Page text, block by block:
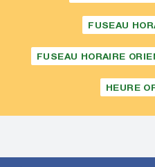
FUSEAU
FUSEAU HORAIRE
HEURE